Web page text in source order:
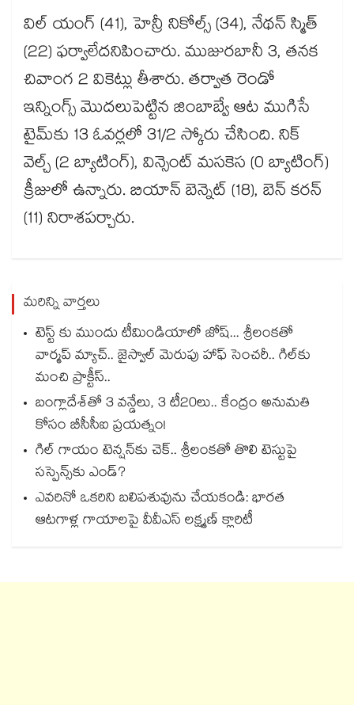
విల్‌‌‌‌‌‌‌‌ యంగ్‌‌‌‌‌‌‌‌ (41), హెన్రీ నికోల్స్‌‌‌‌‌‌‌‌ (34), నేథన్‌‌‌‌‌‌‌‌ స్మిత్‌‌‌‌‌‌‌‌
(22) ఫర్వాలేదనిపించారు. ముజురబానీ 3, తనక
చివాంగ 2 వికెట్లు తీశారు. తర్వాత రెండో
ఇన్నింగ్స్‌‌‌‌‌‌‌‌ మొదలుపెట్టిన జింబాబ్వే ఆట ముగిసే
టైమ్‌‌‌‌‌‌‌‌కు 13 ఓవర్లలో 31/2 స్కోరు చేసింది. నిక్‌‌‌‌‌‌‌‌
వెల్చ్‌‌‌‌‌‌‌‌ (2 బ్యాటింగ్‌‌‌‌‌‌‌‌), విన్సెంట్‌‌‌‌‌‌‌‌ మసకెస (0 బ్యాటింగ్‌‌‌‌‌‌‌‌)
క్రీజులో ఉన్నారు. బియాన్‌‌‌‌‌‌‌‌ బెన్నెట్‌‌‌‌‌‌‌‌ (18), బెన్‌‌‌‌‌‌‌‌ కరన్‌‌‌‌‌‌‌‌
(11) నిరాశపర్చారు.
మరిన్ని వార్తలు
టెస్ట్ కు ముందు టీమిండియాలో జోష్... శ్రీలంకతో
వార్మప్ మ్యాచ్.. జైస్వాల్‌‌ మెరుపు హాఫ్‌‌ సెంచరీ.. గిల్‌‌కు
మంచి ప్రాక్టీస్‌‌..
బంగ్లాదేశ్⁬తో 3 వన్డేలు, 3 టీ20లు.. కేంద్రం అనుమతి
కోసం బీసీసీఐ ప్రయత్నం!
గిల్ గాయం టెన్షన్‌కు చెక్.. శ్రీలంకతో తొలి టెస్టుపై
సస్పెన్స్‌కు ఎండ్?
ఎవరినో ఒకరిని బలిపశువును చేయకండి: భారత
ఆటగాళ్ల గాయాలపై వీవీఎస్ లక్ష్మణ్ క్లారిటీ